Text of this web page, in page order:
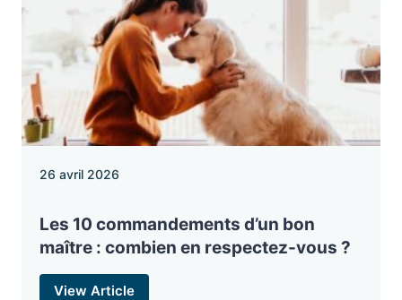
26 avril 2026
Les 10 commandements d’un bon
maître : combien en respectez-vous ?
View Article